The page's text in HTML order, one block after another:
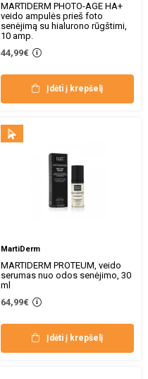
MARTIDERM PHOTO-AGE HA+
veido ampulės prieš foto
senėjimą su hialurono rūgštimi,
10 amp.
44,99€
Įdėti į krepšelį
MartiDerm
MARTIDERM PROTEUM, veido
serumas nuo odos senėjimo, 30
ml
64,99€
Įdėti į krepšelį